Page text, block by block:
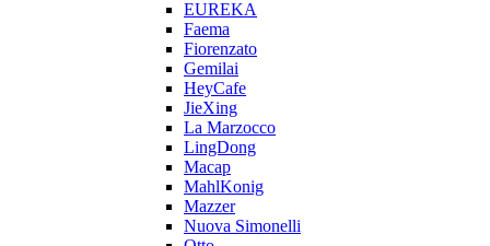
EUREKA
Faema
Fiorenzato
Gemilai
HeyCafe
JieXing
La Marzocco
LingDong
Macap
MahlKonig
Mazzer
Nuova Simonelli